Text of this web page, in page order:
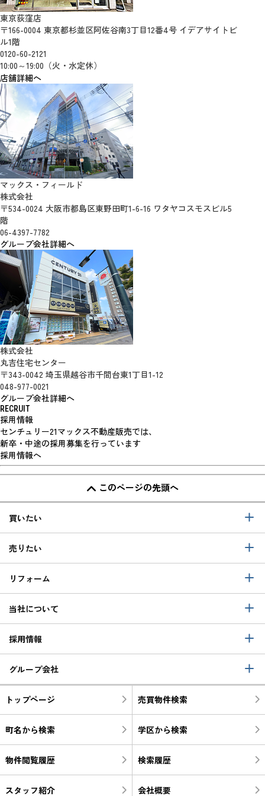
東京荻窪店
〒166-0004 東京都杉並区阿佐谷南3丁目12番4号 イデアサイトビ
ル1階
0120-60-2121
10:00～19:00（火・水定休）
店舗詳細へ
マックス・フィールド
株式会社
〒534-0024 大阪市都島区東野田町1-6-16 ワタヤコスモスビル5
階
06-4397-7782
グループ会社詳細へ
株式会社
丸吉住宅センター
〒343-0042 埼玉県越谷市千間台東1丁目1-12
048-977-0021
グループ会社詳細へ
RECRUIT
採用情報
センチュリー21マックス不動産販売では、
新卒・中途の採用募集を行っています
採用情報へ
このページの先頭へ
買いたい
売りたい
リフォーム
当社について
採用情報
グループ会社
トップページ 売買物件検索
町名から検索 学区から検索
物件閲覧履歴 検索履歴
スタッフ紹介 会社概要